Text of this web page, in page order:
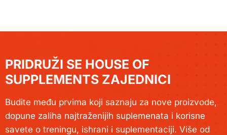
PRIDRUŽI SE HOUSE OF
SUPPLEMENTS ZAJEDNICI
Budite među prvima koji saznaju za nove proizvode,
dopune zaliha najtraženijih suplemenata i korisne
savete o treningu, ishrani i suplementaciji. Više od